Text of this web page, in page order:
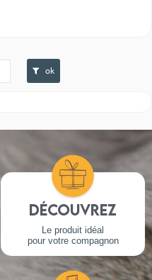
ok
Découvrez
Le produit idéal
pour votre compagnon